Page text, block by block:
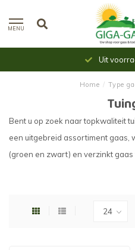
MENU
Uit
Home / Type
Bent u op zoek naar topkwaliteit
een uitgebreid assortiment gaas,
(groen en zwart) en verzinkt gaas